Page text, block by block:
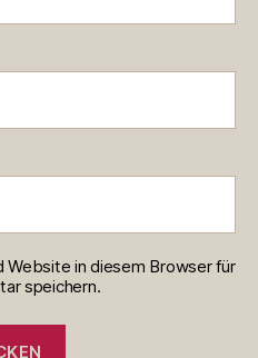
Website in diesem Browser für
speichern.